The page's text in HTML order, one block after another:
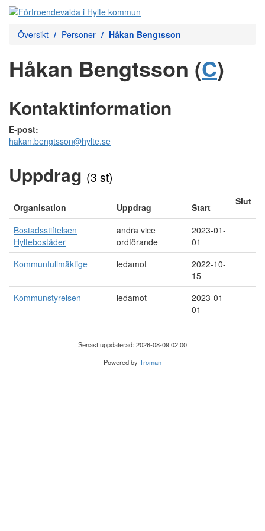
Översikt Personer Håkan Bengtsson
Håkan Bengtsson (C)
Kontaktinformation
E-post:
hakan.bengtsson@hylte.se
Uppdrag (3 st)
Organisation Uppdrag Start
Slut
Bostadsstiftelsen
Hyltebostäder
andra vice
ordförande
2023-01-
01
Kommunfullmäktige
ledamot
2022-10-
15
Kommunstyrelsen
ledamot
2023-01-
01
Senast uppdaterad: 2026-08-09 02:00
Powered byTroman